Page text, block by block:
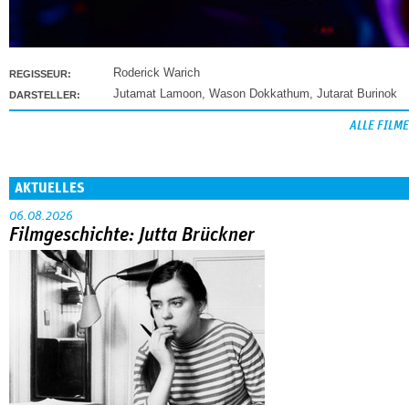
REGISSEUR: Roderick Warich
DARSTELLER: Jutamat Lamoon, Wason Dokkathum, Jutarat Burinok
ALLE FILME
AKTUELLES
06.08.2026
Filmgeschichte: Jutta Brückner